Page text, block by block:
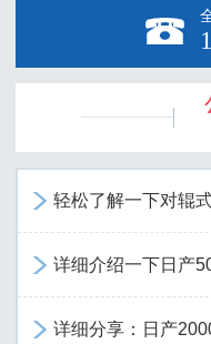

轻松了解一下对辊
详细介绍一下日产
详细分享：日产